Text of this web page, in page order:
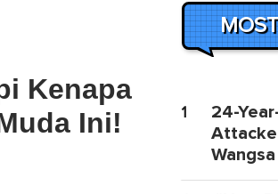
Kenapa
Ini!
1
24-